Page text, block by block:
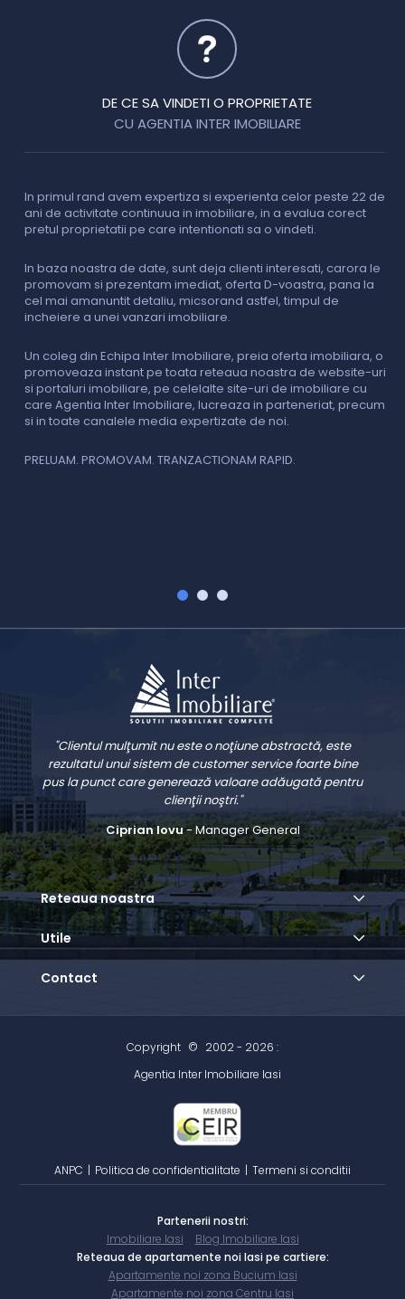
DE CE SA VINDETI O PROPRIETATE
CU AGENTIA INTER IMOBILIARE
In primul rand avem expertiza si experienta celor peste 22 de
ani de activitate continuua in imobiliare, in a evalua corect
pretul proprietatii pe care intentionati sa o vindeti.
In baza noastra de date, sunt deja clienti interesati, carora le
promovam si prezentam imediat, oferta D-voastra, pana la
cel mai amanuntit detaliu, micsorand astfel, timpul de
incheiere a unei vanzari imobiliare.
Un coleg din Echipa Inter Imobiliare, preia oferta imobiliara, o
promoveaza instant pe toata reteaua noastra de website-uri
si portaluri imobiliare, pe celelalte site-uri de imobiliare cu
care Agentia Inter Imobiliare, lucreaza in parteneriat, precum
si in toate canalele media expertizate de noi.
PRELUAM. PROMOVAM. TRANZACTIONAM RAPID.
"Clientul mulţumit nu este o noţiune abstractă, este
rezultatul unui sistem de customer service foarte bine
pus la punct care generează valoare adăugată pentru
clienţii noştri."
Ciprian Iovu- Manager General
Reteaua noastra
Utile
Contact
Copyright © 2002 - 2026 :
Agentia Inter Imobiliare Iasi
ANPC | Politica de confidentialitate | Termeni si conditii
Partenerii nostri:
Imobiliare Iasi
Blog Imobiliare Iasi
Reteaua de apartamente noi Iasi pe cartiere:
Apartamente noi zona Bucium Iasi
Apartamente noi zona Centru Iasi